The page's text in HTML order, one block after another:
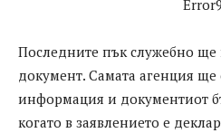
Error9
Последните пък служебно ще
документ. Самата агенция ще
информация и документиот
когато в заявлението е